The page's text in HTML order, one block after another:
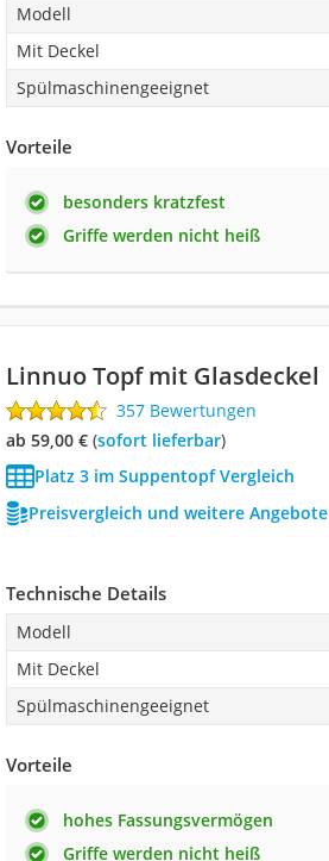
Modell
Mit Deckel
Spülmaschinengeeignet
Vorteile
besonders kratzfest
Griffe werden nicht heiß
Linnuo Topf mit Glasdeckel
357 Bewertungen
ab 59,00 €( Sofort lieferbar)
Platz 3 im Suppentopf Vergleich
Preisvergleich und weitere Angebote
Technische Details
Modell
Mit Deckel
Spülmaschinengeeignet
Vorteile
hohes Fassungsvermögen
Griffe werden nicht heiß